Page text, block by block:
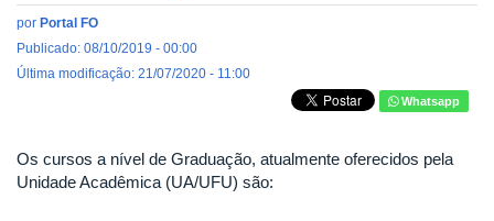
por Portal FO
Publicado: 08/10/2019 - 00:00
Última modificação: 21/07/2020 - 11:00
Whatsapp
Os cursos a nível de Graduação, atualmente oferecidos pela
Unidade Acadêmica (UA/UFU) são: